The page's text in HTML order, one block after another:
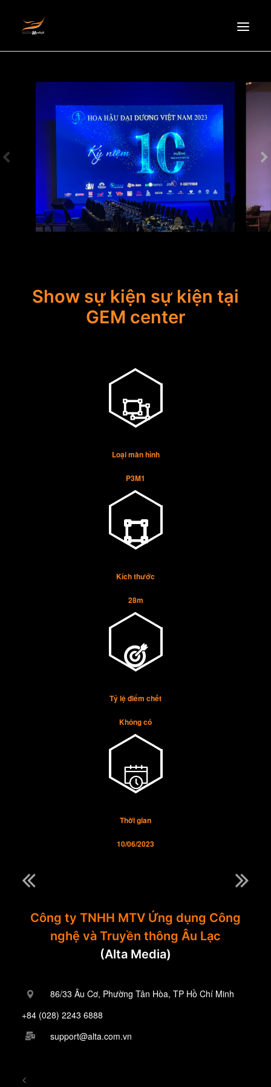
CONTACT
EN
Show sự kiện sự kiện tại
GEM center
Loại màn hình
P3M1
Kích thước
28m
Tỷ lệ điểm chết
Không có
Thời gian
10/06/2023
Công ty TNHH MTV Ứng dụng Công
nghệ và Truyền thông Âu Lạc
(Alta Media)
86/33 Âu Cơ, Phường Tân Hòa, TP Hồ Chí Minh
+84 (028) 2243 6888
support@alta.com.vn
<